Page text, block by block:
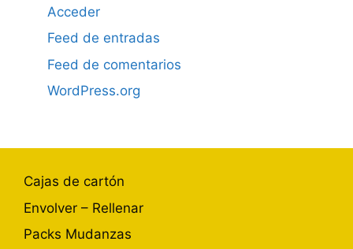
Acceder
Feed de entradas
Feed de comentarios
WordPress.org
Cajas de cartón
Envolver – Rellenar
Packs Mudanzas